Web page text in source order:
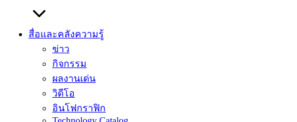
สื่อและคลังความรู้
ข่าว
กิจกรรม
ผลงานเด่น
วิดีโอ
อินโฟกราฟิก